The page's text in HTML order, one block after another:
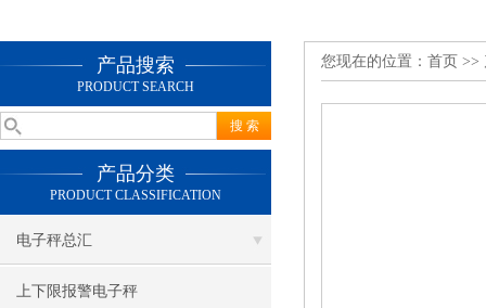
产品搜索
PRODUCT SEARCH
产品分类
PRODUCT CLASSIFICATION
电子秤总汇
上下限报警电子秤
您现在的位置： 首页 >>